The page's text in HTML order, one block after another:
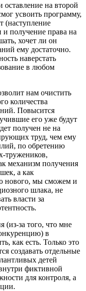
на второй
усвоить программу,
(наступление
и получение права на
хочет ли он
ему достаточно.
наверстать
в любом
нам очистить
количества
Повысится
его уже будут
получен не на
труд, чем ему
по обретению
тружеников,
механизм получения
а как
нового, мы сможем и
шлака, не
власти за
за того, что мне
в
как есть. Только это
создавать отдельные
детей
фиктивной
для контроля, а